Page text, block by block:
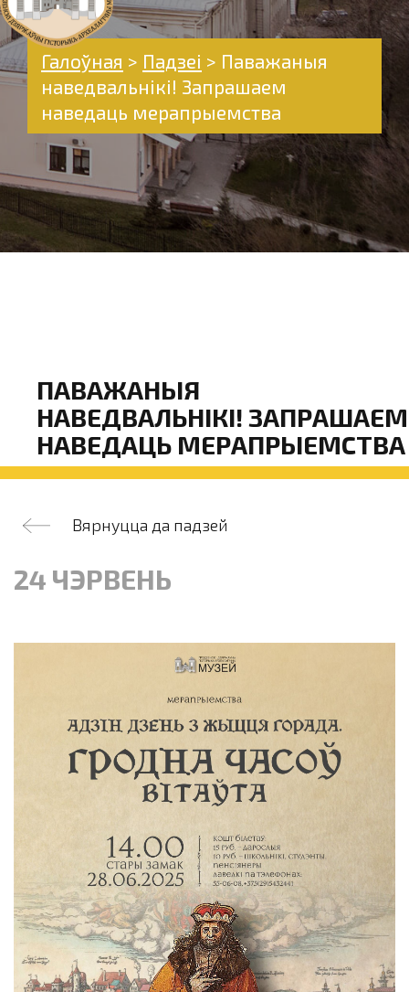
Галоўная > Падзеі > Паважаныя
наведвальнікі! Запрашаем
наведаць мерапрыемства
ПАВАЖАНЫЯ
НАВЕДВАЛЬНІКІ! ЗАПРАШАЕМ
НАВЕДАЦЬ МЕРАПРЫЕМСТВА
Вярнуцца да падзей
24 ЧЭРВЕНЬ